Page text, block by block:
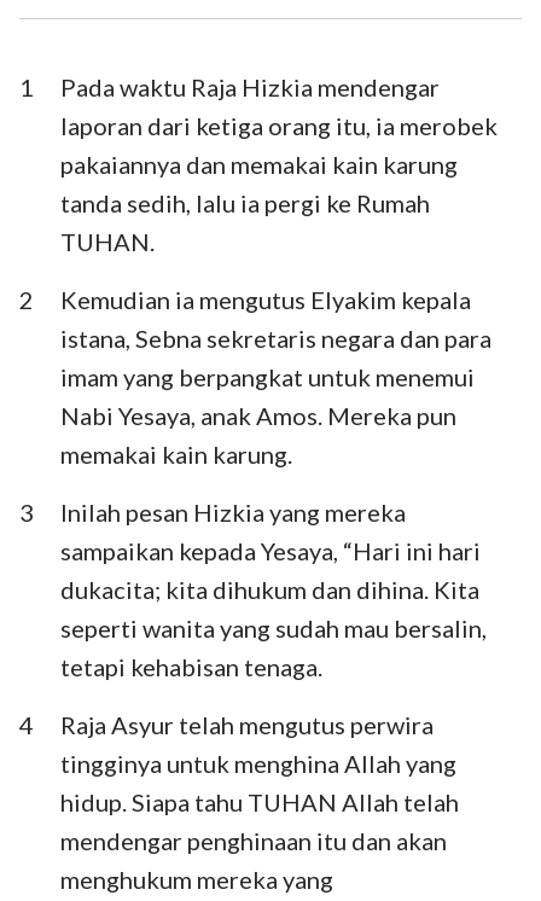
Ezra Nehemia
Ester Ayub
Mazmur Amsal
Pengkhotbah
Yesaya
Ratapan Yehezkiel
Daniel Hosea
Obaja Yunus
Mikha Nahum
Habakuk Zefanya
Maleakhi
1
Pada waktu Raja Hizkia mendengar
laporan dari ketiga orang itu, ia merobek
pakaiannya dan memakai kain karung
tanda sedih, lalu ia pergi ke Rumah
TUHAN.
2
Kemudian ia mengutus Elyakim kepala
istana, Sebna sekretaris negara dan para
imam yang berpangkat untuk menemui
Nabi Yesaya, anak Amos. Mereka pun
memakai kain karung.
3
Inilah pesan Hizkia yang mereka
sampaikan kepada Yesaya, “Hari ini hari
dukacita; kita dihukum dan dihina. Kita
seperti wanita yang sudah mau bersalin,
tetapi kehabisan tenaga.
4
Raja Asyur telah mengutus perwira
tingginya untuk menghina Allah yang
hidup. Siapa tahu TUHAN Allah telah
mendengar penghinaan itu dan akan
menghukum mereka yang